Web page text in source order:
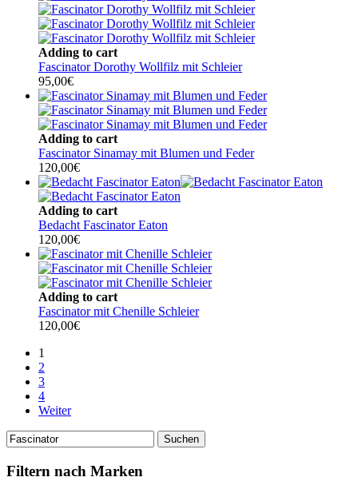
Adding to cart
Fascinator Dorothy Wollfilz mit Schleier
95,00€
Adding to cart
Fascinator Sinamay mit Blumen und Feder
120,00€
Adding to cart
Bedacht Fascinator Eaton
120,00€
Adding to cart
Fascinator mit Chenille Schleier
120,00€
1
2
3
4
Weiter
Suchen
nach:
Suchen
Filtern nach Marken